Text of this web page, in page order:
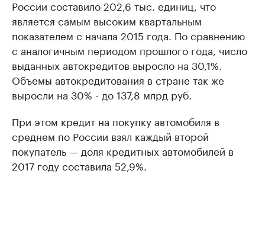
России составило 202,6 тыс. единиц, что
является самым высоким квартальным
показателем с начала 2015 года. По сравнению
с аналогичным периодом прошлого года, число
выданных автокредитов выросло на 30,1%.
Объемы автокредитования в стране так же
выросли на 30% - до 137,8 млрд руб.
При этом кредит на покупку автомобиля в
среднем по России взял каждый второй
покупатель — доля кредитных автомобилей в
2017 году составила 52,9%.